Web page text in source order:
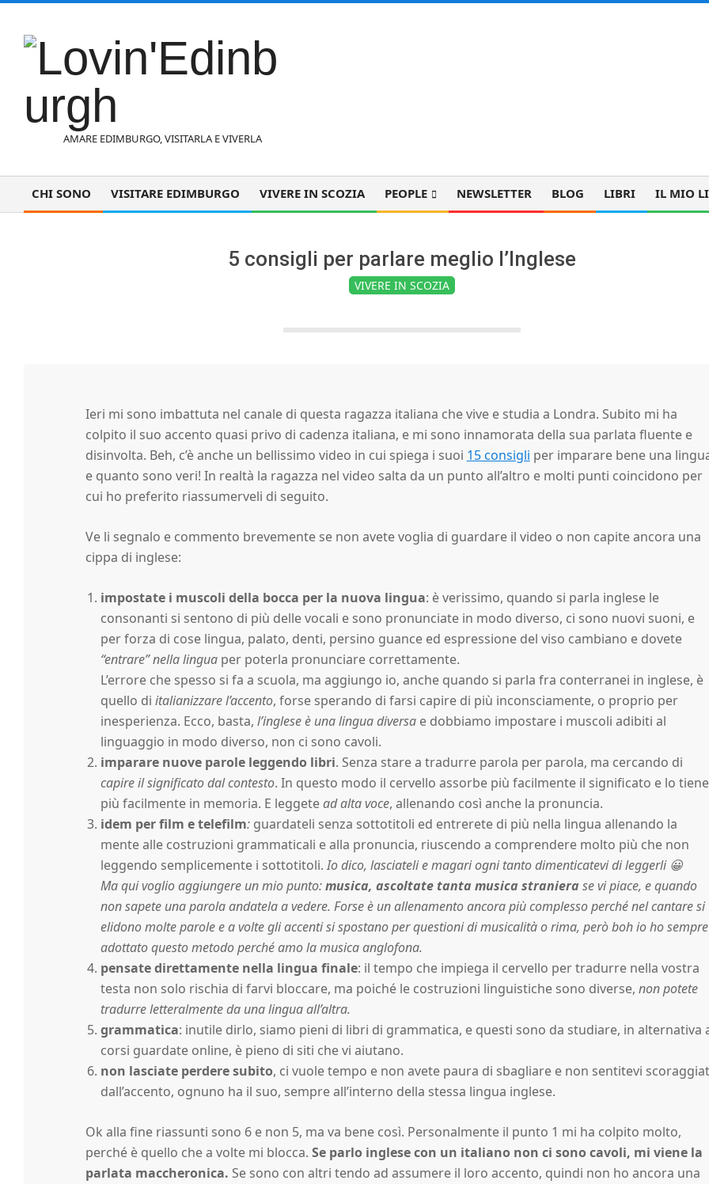
o
AMARE EDIMBURGO, VISITARLA E VIVERLA
Menu
CHI SONO VISITARE EDIMBURGO VIVERE IN SCOZIA PEOPLE NEWSLETTER BLOG LIBRI IL MIO
5 consigli per parlare meglio l’Inglese
VIVERE IN SCOZIA
Ieri mi sono imbattuta nel canale di questa ragazza italiana che vive e studia a Londra. Subito mi ha
colpito il suo accento quasi privo di cadenza italiana, e mi sono innamorata della sua parlata fluente e
disinvolta. Beh, c’è anche un bellissimo video in cui spiega i suoi 15 consigli per imparare bene una
e quanto sono veri! In realtà la ragazza nel video salta da un punto all’altro e molti punti coincidono per
cui ho preferito riassumerveli di seguito.
Ve li segnalo e commento brevemente se non avete voglia di guardare il video o non capite ancora una
cippa di inglese:
impostate i muscoli della bocca per la nuova lingua: è verissimo, quando si parla inglese le
consonanti si sentono di più delle vocali e sono pronunciate in modo diverso, ci sono nuovi suoni, e
per forza di cose lingua, palato, denti, persino guance ed espressione del viso cambiano e dovete
“entrare” nella linguaper poterla pronunciare correttamente.
L’errore che spesso si fa a scuola, ma aggiungo io, anche quando si parla fra conterranei in inglese, è
quello di italianizzare l’accento, forse sperando di farsi capire di più inconsciamente, o proprio per
inesperienza. Ecco, basta, l’inglese è una lingua diversae dobbiamo impostare i muscoli adibiti al
linguaggio in modo diverso, non ci sono cavoli.
imparare nuove parole leggendo libri. Senza stare a tradurre parola per parola, ma cercando di
capire il significato dal contesto. In questo modo il cervello assorbe più facilmente il significato e lo tiene
più facilmente in memoria. E leggetead alta voce, allenando così anche la pronuncia.
idem per film e telefilm:guardateli senza sottotitoli ed entrerete di più nella lingua allenando la
mente alle costruzioni grammaticali e alla pronuncia, riuscendo a comprendere molto più che non
leggendo semplicemente i sottotitoli.Io dico, lasciateli e magari ogni tanto dimenticatevi di leggerli 😀
Ma qui voglio aggiungere un mio punto:musica, ascoltate tanta musica straniera se vi piace, e quando
non sapete una parola andatela a vedere. Forse è un allenamento ancora più complesso perché nel cantare si
elidono molte parole e a volte gli accenti si spostano per questioni di musicalità o rima, però boh io ho sempre
adottato questo metodo perché amo la musica anglofona.
pensate direttamente nella lingua finale: il tempo che impiega il cervello per tradurre nella vostra
testa non solo rischia di farvi bloccare, ma poiché le costruzioni linguistiche sono diverse, non potete
tradurre letteralmente da una lingua all’altra.
grammatica: inutile dirlo, siamo pieni di libri di grammatica, e questi sono da studiare, in alternativa
corsi guardate online, è pieno di siti che vi aiutano.
non lasciate perdere subito, ci vuole tempo e non avete paura di sbagliare e non sentitevi
dall’accento, ognuno ha il suo, sempre all’interno della stessa lingua inglese.
Ok alla fine riassunti sono 6 e non 5, ma va bene così. Personalmente il punto 1 mi ha colpito molto,
perché è quello che a volte mi blocca. Se parlo inglese con un italiano non ci sono cavoli, mi viene la
parlata maccheronica. Se sono con altri tendo ad assumere il loro accento, quindi non ho ancora una